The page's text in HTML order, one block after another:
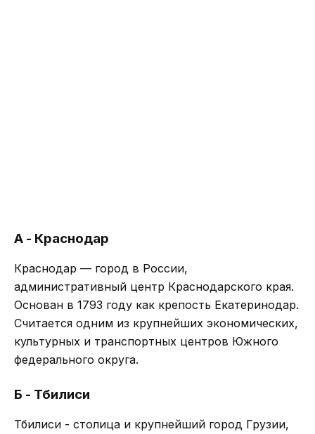
А - Краснодар
Краснодар — город в России,
административный центр Краснодарского края.
Основан в 1793 году как крепость Екатеринодар.
Считается одним из крупнейших экономических,
культурных и транспортных центров Южного
федерального округа.
Б - Тбилиси
Тбилиси - столица и крупнейший город Грузии,